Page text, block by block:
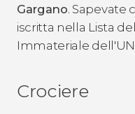
Gargano. Sapevate
iscritta nella Lista
Immateriale
Crociere